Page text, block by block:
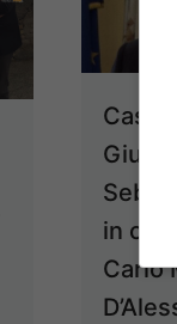
in
Carlo